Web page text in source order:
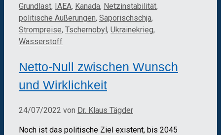
Grundlast, IAEA, Kanada, Netzinstabilität,
politische Äußerungen, Saporischschja,
Strompreise, Tschernobyl , Ukrainekrieg,
Wasserstoff
Netto-Null zwischen Wunsch
und Wirklichkeit
24/07/2022 von Dr. Klaus Tägder
Noch ist das politische Ziel existent, bis 2045